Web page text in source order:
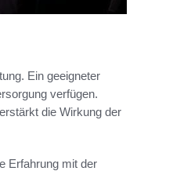
Ein geeigneter
verfügen.
die Wirkung der
Erfahrung mit der